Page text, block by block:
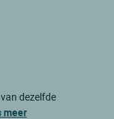
dezelfde
meer